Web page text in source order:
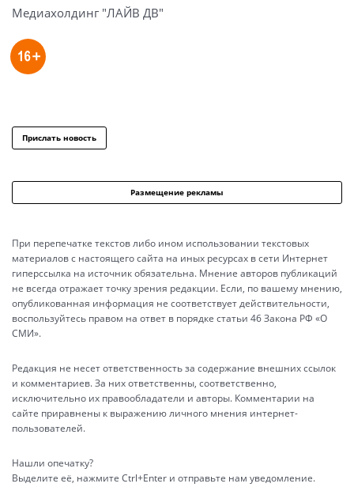
Медиахолдинг "ЛАЙВ ДВ"
Прислать новость
Размещение рекламы
При перепечатке текстов либо ином использовании текстовых
материалов с настоящего сайта на иных ресурсах в сети Интернет
гиперссылка на источник обязательна. Мнение авторов публикаций
не всегда отражает точку зрения редакции. Если, по вашему мнению,
опубликованная информация не соответствует действительности,
воспользуйтесь правом на ответ в порядке статьи 46 Закона РФ «О
СМИ».
Редакция не несет ответственность за содержание внешних ссылок
и комментариев. За них ответственны, соответственно,
исключительно их правообладатели и авторы. Комментарии на
сайте приравнены к выражению личного мнения интернет-
пользователей.
Нашли опечатку?
Выделите её, нажмите Ctrl+Enter и отправьте нам уведомление.